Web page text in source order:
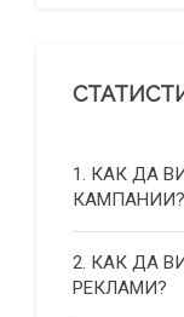
1. КАК ДА
КАМПАНИИ?
2. КАК ДА
РЕКЛАМИ?